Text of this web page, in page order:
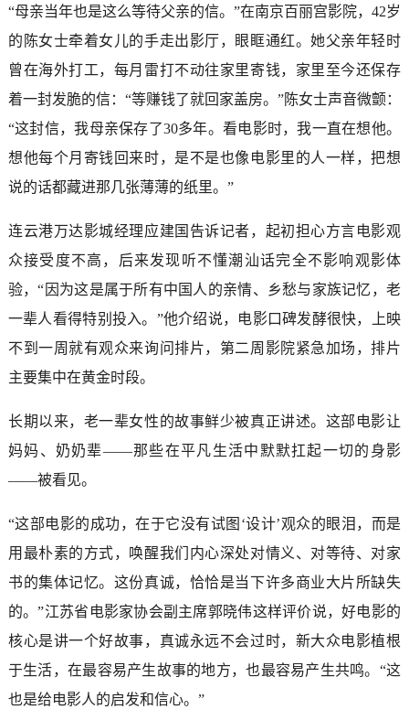
“母亲当年也是这么等待父亲的信。”在南京百丽宫影院，42岁
的陈女士牵着女儿的手走出影厅，眼眶通红。她父亲年轻时
曾在海外打工，每月雷打不动往家里寄钱，家里至今还保存
着一封发脆的信：“等赚钱了就回家盖房。”陈女士声音微颤：
“这封信，我母亲保存了30多年。看电影时，我一直在想他。
想他每个月寄钱回来时，是不是也像电影里的人一样，把想
说的话都藏进那几张薄薄的纸里。”
连云港万达影城经理应建国告诉记者，起初担心方言电影观
众接受度不高，后来发现听不懂潮汕话完全不影响观影体
验，“因为这是属于所有中国人的亲情、乡愁与家族记忆，老
一辈人看得特别投入。”他介绍说，电影口碑发酵很快，上映
不到一周就有观众来询问排片，第二周影院紧急加场，排片
主要集中在黄金时段。
长期以来，老一辈女性的故事鲜少被真正讲述。这部电影让
妈妈、奶奶辈——那些在平凡生活中默默扛起一切的身影
——被看见。
“这部电影的成功，在于它没有试图‘设计’观众的眼泪，而是
用最朴素的方式，唤醒我们内心深处对情义、对等待、对家
书的集体记忆。这份真诚，恰恰是当下许多商业大片所缺失
的。”江苏省电影家协会副主席郭晓伟这样评价说，好电影的
核心是讲一个好故事，真诚永远不会过时，新大众电影植根
于生活，在最容易产生故事的地方，也最容易产生共鸣。“这
也是给电影人的启发和信心。”